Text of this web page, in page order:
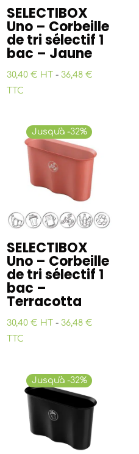
SELECTIBOX
Uno – Corbeille
de tri sélectif 1
bac – Jaune
30,40 € HT - 36,48 €
TTC
Jusqu'à -32%
SELECTIBOX
Uno – Corbeille
de tri sélectif 1
bac –
Terracotta
30,40 € HT - 36,48 €
TTC
Jusqu'à -32%